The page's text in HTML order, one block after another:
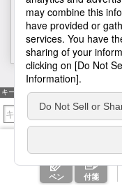
キーワード検索
ペン 付箋